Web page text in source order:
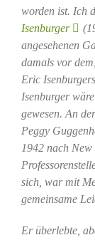
worden ist. Ich
Isenburger
angesehenen
damals vor
Eric
Isenburger
gewesen. An
Peggy
1942 nach
sich, war mit
gemeinsame
Er überlebte,